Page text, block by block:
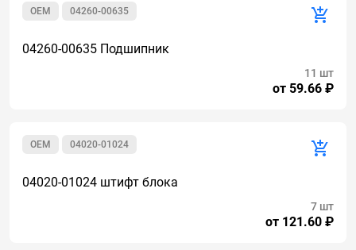
04260-00635
OEM
04260-00635 Подшипник
от 59.66 ₽
11 шт
04020-01024
OEM
04020-01024 штифт блока
от 121.60 ₽
7 шт